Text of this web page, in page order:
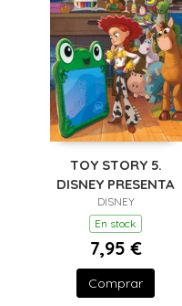
TOY STORY 5.
DISNEY PRESENTA
DISNEY
En stock
7,95 €
Comprar